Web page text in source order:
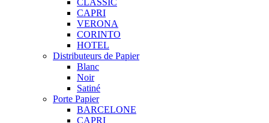
CLASSIC
CAPRI
VERONA
CORINTO
HOTEL
Distributeurs de Papier
Blanc
Noir
Satiné
Porte Papier
BARCELONE
CAPRI